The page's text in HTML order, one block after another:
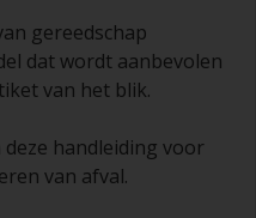
gereedschap
dat wordt aanbevolen
van het blik.
handleiding voor
van afval.